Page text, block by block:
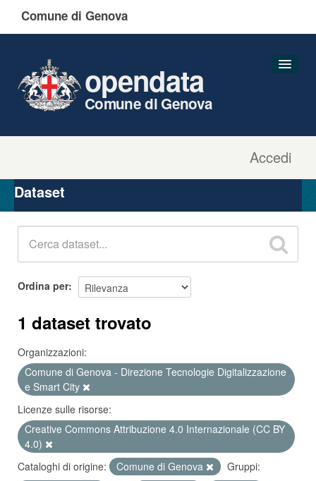
Comune di Genova
Accedi
opendata
Comune di Genova
Organizzazioni
Gruppi
Dataset
Ordina per
1 dataset trovato
Organizzazioni:
Comune di Genova - Direzione Tecnologie Digitalizzazione
e Smart City
Licenze sulle risorse:
Creative Commons Attribuzione 4.0 Internazionale (CC BY
4.0)
Cataloghi di origine:
Comune di Genova
Gruppi: